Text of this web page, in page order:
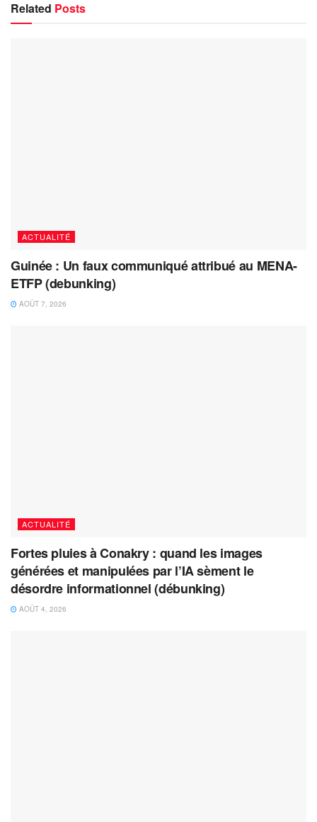
Related Posts
ACTUALITÉ
Guinée : Un faux communiqué attribué au MENA-
ETFP (debunking)
AOÛT 7, 2026
ACTUALITÉ
Fortes pluies à Conakry : quand les images
générées et manipulées par l’IA sèment le
désordre informationnel (débunking)
AOÛT 4, 2026